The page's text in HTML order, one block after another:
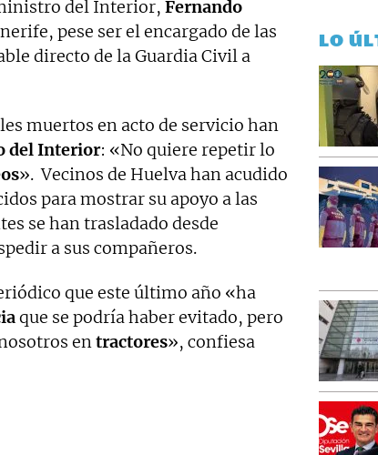
del Interior, Fernando
pese ser el encargado de las
directo de la Guardia Civil a
muertos en acto de servicio han
del Interior: «No quiere repetir lo
». Vecinos de Huelva han acudido
para mostrar su apoyo a las
se han trasladado desde
a sus compañeros.
que este último año «ha
que se podría haber evitado, pero
en tractores», confiesa
LO